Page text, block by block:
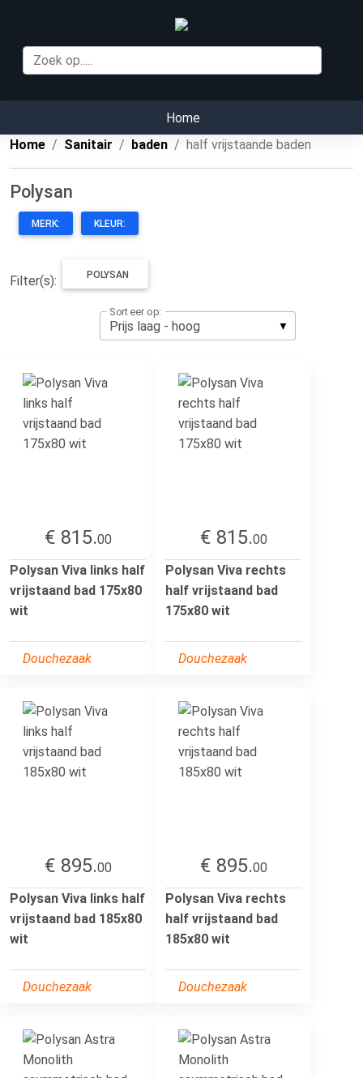
Home
Home
Sanitair baden half vrijstaande baden
Polysan
MERK: KLEUR:
Filter(s): POLYSAN
Sorteer op:
€ 815.00
Polysan Viva links half
vrijstaand bad 175x80
wit
Douchezaak
€ 815.00
Polysan Viva rechts
half vrijstaand bad
175x80 wit
Douchezaak
€ 895.00
Polysan Viva links half
vrijstaand bad 185x80
wit
Douchezaak
€ 895.00
Polysan Viva rechts
half vrijstaand bad
185x80 wit
Douchezaak